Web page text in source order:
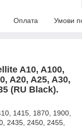
Оплата Умови
A10, A100,
A20, A25, A30,
(RU Black).
1415, 1870, 1900,
2435, 2450, 2455,